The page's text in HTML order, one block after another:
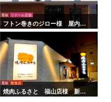
看板 リテール店舗
フトン巻きのジロー様 屋内外
看板・サイン
看板 飲食店
焼肉ふるさと 福山店様 新装
サイン工事